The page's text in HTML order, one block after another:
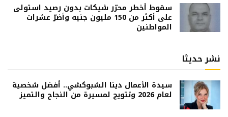
سقوط أخطر محرّر شيكات بدون رصيد استولى
على أكثر من 150 مليون جنيه وأضرّ عشرات
المواطنين
نشر حديثا
سيدة الأعمال دينا الشبوكشي.. أفضل شخصية
لعام 2026 وتتويج لمسيرة من النجاح والتميز